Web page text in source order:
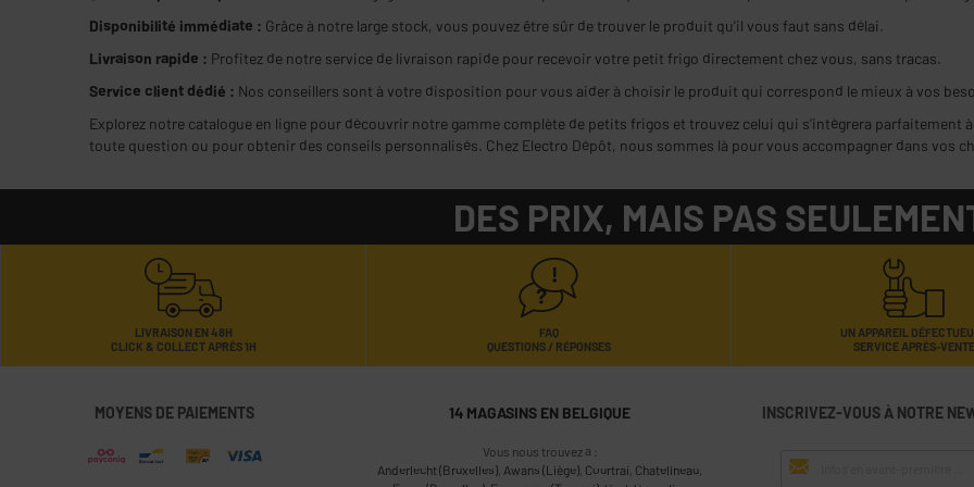
Disponibilité immédiate : Grâce à notre large stock, vous pouvez être sûr de trouver le produit qu'il vous faut sans délai.
Livraison rapide : Profitez de notre service de livraison rapide pour recevoir votre petit frigo directement chez vous, sans tracas.
Service client dédié : Nos conseillers sont à votre disposition pour vous aider à choisir le produit qui correspond le mieux à vos
Explorez notre catalogue en ligne pour découvrir notre gamme complète de petits frigos et trouvez celui qui s'intégrera parfaitement
toute question ou pour obtenir des conseils personnalisés. Chez Electro Dépôt, nous sommes là pour vous accompagner dans vos
DES PRIX, MAIS PAS
LIVRAISON EN 48H
CLICK & COLLECT APRÈS 1H
FAQ
QUESTIONS / RÉPONSES
UN APPAREIL
SERVICE APRÈS-VENTE
MOYENS DE PAIEMENTS 14 MAGASINS EN BELGIQUE
Vous nous trouvez à :
Anderlecht (Bruxelles), Awans (Liège), Courtrai, Chatelineau,
INSCRIVEZ-VOUS À NOTRE